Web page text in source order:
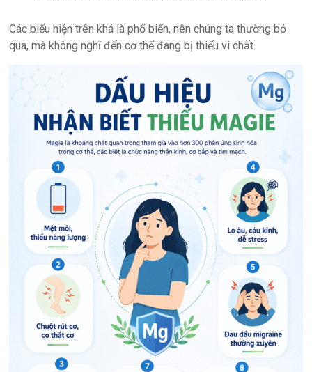
Các biểu hiện trên khá là phổ biến, nên chúng ta thường bỏ
qua, mà không nghĩ đến cơ thể đang bị thiếu vi chất.